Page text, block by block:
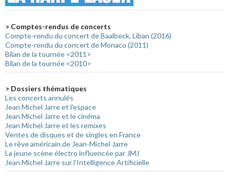
> Comptes-rendus de concerts
Compte-rendu du concert de Baalbeck, Liban (2016)
Compte-rendu du concert de Monaco (2011)
Bilan de la tournée <2011>
Bilan de la tournée <2010>
> Dossiers thématiques
Les concerts annulés
Jean Michel Jarre et l'espace
Jean Michel Jarre et le cinéma
Jean Michel Jarre et les remixes
Ventes de disques et de singles en France
Le rêve américain de Jean-Michel Jarre
La jeune scène électro influencée par JMJ
Jean Michel Jarre sur l'Intelligence Artificielle